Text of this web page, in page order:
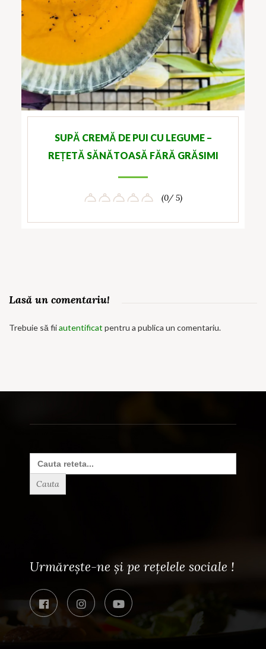
SUPĂ CREMĂ DE PUI CU LEGUME –
REȚETĂ SĂNĂTOASĂ FĂRĂ GRĂSIMI
(0/ 5)
Lasă un comentariu!
Trebuie să fiiautentificat pentru a publica un comentariu.
Search
for:
Urmărește-ne și pe rețelele sociale !